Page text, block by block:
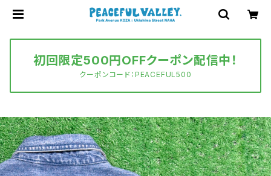
初回限定500円OFFクーポン配信中！
クーポンコード：PEACEFUL500